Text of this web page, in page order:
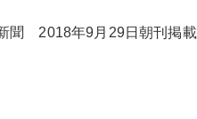
聞 2018年9月29日朝刊掲載